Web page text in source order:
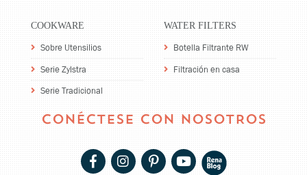
COOKWARE
Sobre Utensilios
Serie Zylstra
Serie Tradicional
WATER FILTERS
Botella Filtrante RW
Filtración en casa
CONÉCTESE CON NOSOTROS